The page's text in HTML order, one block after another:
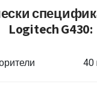
Logitech G430:
40